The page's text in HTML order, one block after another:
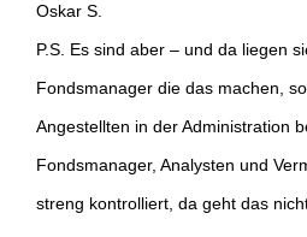
Oskar S.
P.S. Es sind aber – und da liegen
Fondsmanager die das machen,
Angestellten in der Administration
Fondsmanager, Analysten und
streng kontrolliert, da geht das